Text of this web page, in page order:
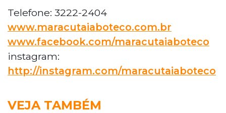
Telefone: 3222-2404
www.maracutaiaboteco.com.br
www.facebook.com/maracutaiaboteco
instagram:
http://instagram.com/maracutaiaboteco
VEJA TAMBÉM